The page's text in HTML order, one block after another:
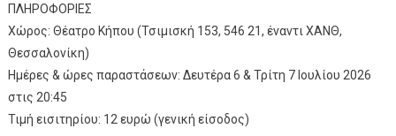
ΠΛΗΡΟΦΟΡΙΕΣ
Χώρος: Θέατρο Κήπου (Τσιμισκή 153, 546 21, έναντι ΧΑΝΘ,
Θεσσαλονίκη)
Ημέρες & ώρες παραστάσεων: Δευτέρα 6 & Τρίτη 7 Ιουλίου 2026
στις 20:45
Τιμή εισιτηρίου: 12 ευρώ (γενική είσοδος)